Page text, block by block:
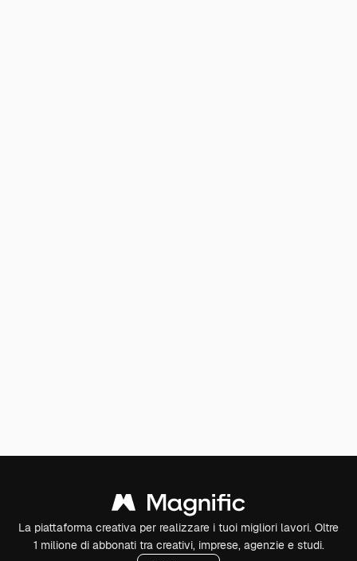
La piattaforma creativa per realizzare i tuoi migliori lavori. Oltre
1 milione di abbonati tra creativi, imprese, agenzie e studi.